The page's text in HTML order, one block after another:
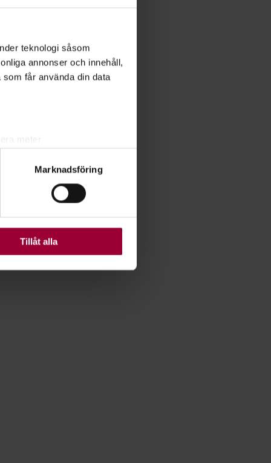
teknologi såsom
annonser och innehåll,
får använda din data
. Du kan ändra
Vissa kakor är
Marknadsföring
Tillåt alla